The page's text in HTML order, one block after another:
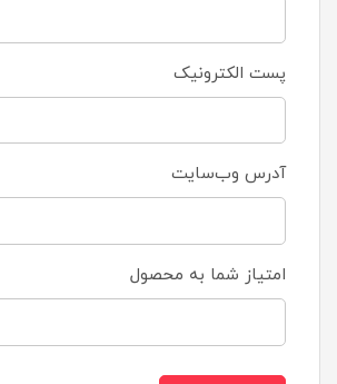
پست الکترونیک
آدرس وب‌سایت
امتیاز شما به محصول